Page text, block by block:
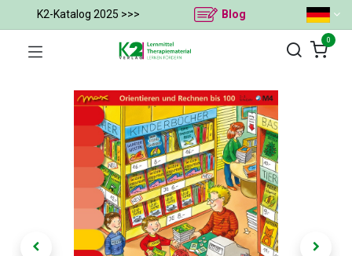
K2-Katalog 2025 >>> Blog
0